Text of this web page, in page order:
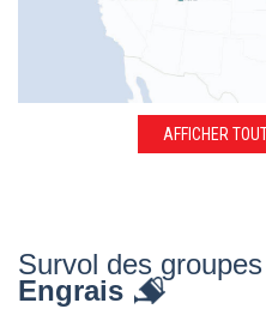
AFFICHER
Survol des
Engrais